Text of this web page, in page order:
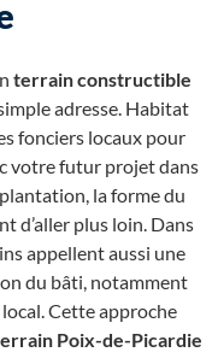
terrain constructible
adresse. Habitat
fonciers locaux pour
votre futur projet dans
la forme du
d’aller plus loin. Dans
appellent aussi une
du bâti, notamment
Cette approche
Poix-de-Picardie